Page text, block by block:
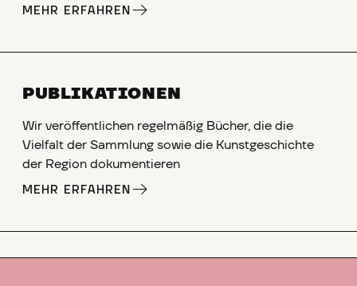
MEHR ERFAHREN
PUBLIKATIONEN
Wir veröffentlichen regelmäßig Bücher, die die
Vielfalt der Sammlung sowie die Kunstgeschichte
der Region dokumentieren
MEHR ERFAHREN